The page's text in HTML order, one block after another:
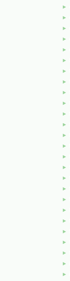
►
►
►
►
►
►
►
►
►
►
►
►
►
►
►
►
►
►
►
►
►
►
►
►
►
►